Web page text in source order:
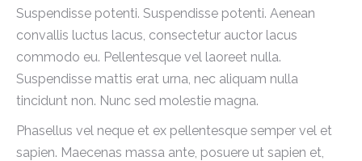
Suspendisse potenti. Suspendisse potenti. Aenean
convallis luctus lacus, consectetur auctor lacus
commodo eu. Pellentesque vel laoreet nulla.
Suspendisse mattis erat urna, nec aliquam nulla
tincidunt non. Nunc sed molestie magna.
Phasellus vel neque et ex pellentesque semper vel et
sapien. Maecenas massa ante, posuere ut sapien et,